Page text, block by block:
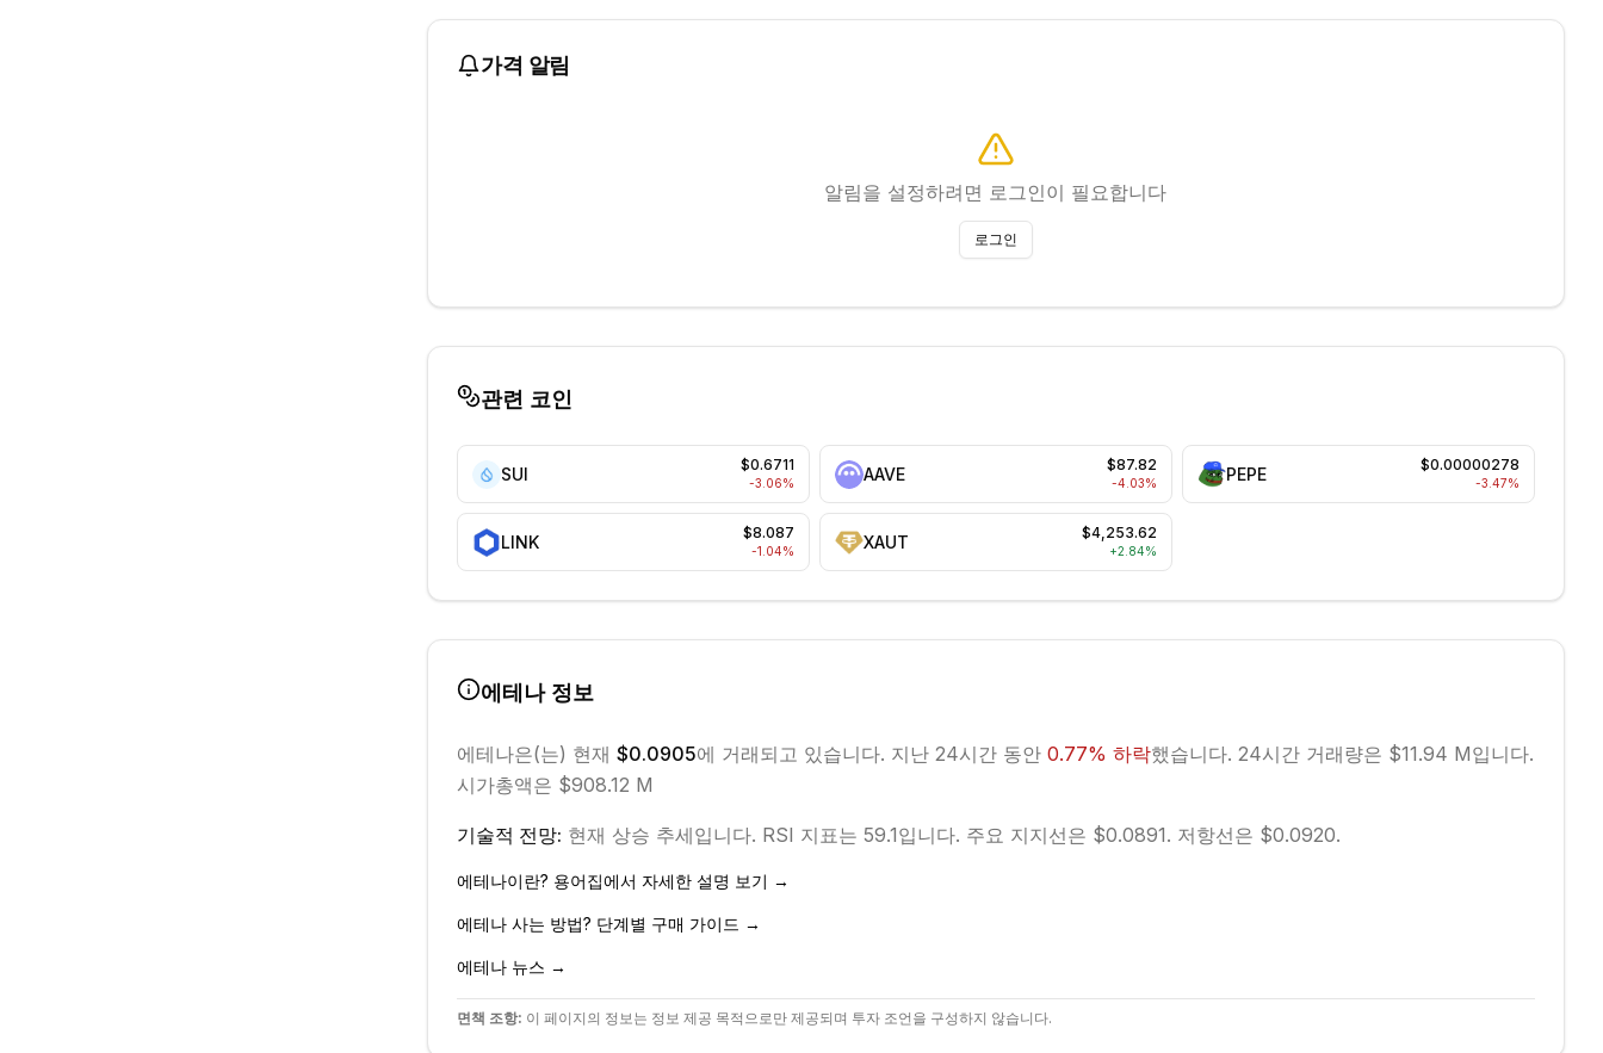
가격 알림
알림을 설정하려면 로그인이 필요합니다
로그인
관련 코인
SUI $0.6711
-3.06% AAVE $87.82
-4.03% PEPE $0.00000278
-3.47%
LINK $8.087
-1.04% XAUT $4,253.62
+2.84%
에테나정보
에테나은(는) 현재 $0.0905에 거래되고 있습니다. 지난 24시간 동안 0.77% 하락했습니다. 24시간 거래량은 $11.94 M입니다.
시가총액은 $908.12 M
기술적 전망: 현재 상승 추세입니다. RSI 지표는 59.1입니다. 주요 지지선은 $0.0891. 저항선은 $0.0920.
에테나이란? 용어집에서 자세한 설명 보기 →
에테나사는 방법? 단계별 구매 가이드 →
에테나뉴스 →
면책 조항: 이 페이지의 정보는 정보 제공 목적으로만 제공되며 투자 조언을 구성하지 않습니다.